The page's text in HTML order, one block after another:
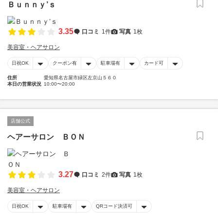
Ｂｕｎｎｙ’ｓ
3.35 口コミ 1件 写真 1枚
美容室・ヘアサロン
日祝OK クーポン有 駐車場有 カード可
住所
愛知県名古屋市緑区左京山５６０
本日の営業状況 10:00〜20:00
店舗公式
ヘアーサロン ＢＯＮ
3.27 口コミ 2件 写真 1枚
美容室・ヘアサロン
日祝OK 駐車場有 QRコード決済可